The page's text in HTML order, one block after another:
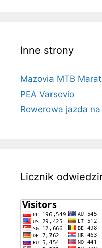
Inne strony
Mazovia MTB
PEA Varsovio
Rowerowa jazda
Licznik